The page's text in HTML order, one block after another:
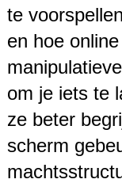
te
en hoe
om je iets te
ze beter
scherm